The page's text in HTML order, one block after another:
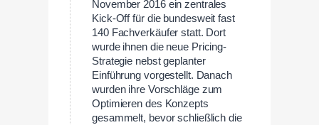
November 2016 ein zentrales
Kick-Off für die bundesweit fast
140 Fachverkäufer statt. Dort
wurde ihnen die neue Pricing-
Strategie nebst geplanter
Einführung vorgestellt. Danach
wurden ihre Vorschläge zum
Optimieren des Konzepts
gesammelt, bevor schließlich die